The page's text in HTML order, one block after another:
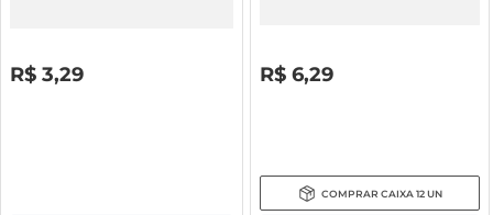
R$ 3,29 R$ 6,29
COMPRAR CAIXA 12UN